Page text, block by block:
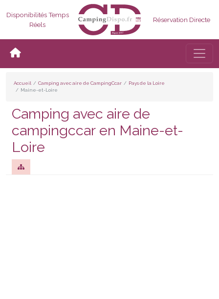
Disponibilités Temps
Réels
Réservation Directe
Accueil Camping avec aire de CampingCcar
Pays de la Loire
Maine-et-Loire
Camping avec aire de
campingccar en Maine-et-
Loire